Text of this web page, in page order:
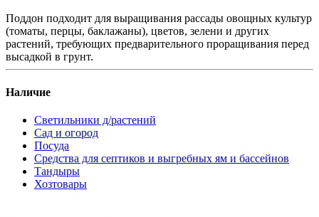
Поддон подходит для выращивания рассады овощных культур
(томаты, перцы, баклажаны), цветов, зелени и других
растений, требующих предварительного проращивания перед
высадкой в грунт.
Наличие
Светильники д/растений
Сад и огород
Посуда
Средства для септиков и выгребных ям и бассейнов
Тандыры
Хозтовары